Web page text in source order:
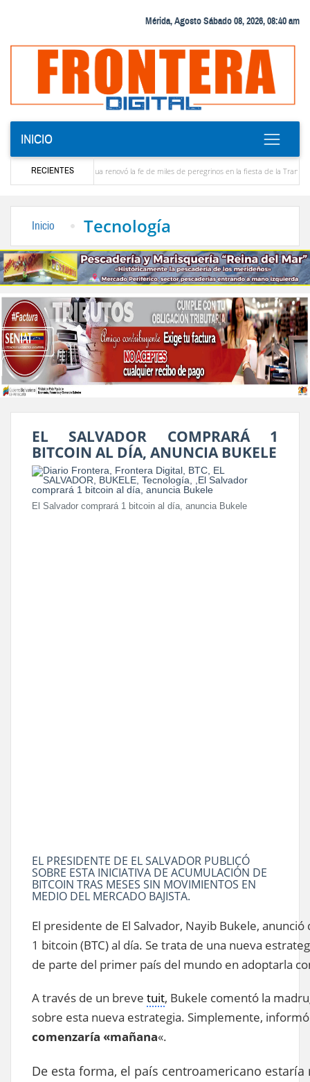
Mérida, Agosto Sábado 08, 2026, 08:40 am
INICIO
RECIENTES
Cristo de Aricagua renovó la fe de miles de peregrinos en la fiesta de la Transfiguración
Inicio Tecnología
EL SALVADOR COMPRARÁ 1
BITCOIN AL DÍA, ANUNCIA BUKELE
El Salvador comprará 1 bitcoin al día, anuncia Bukele
EL PRESIDENTE DE EL SALVADOR PUBLICÓ
SOBRE ESTA INICIATIVA DE ACUMULACIÓN DE
BITCOIN TRAS MESES SIN MOVIMIENTOS EN
MEDIO DEL MERCADO BAJISTA.
El presidente de El Salvador, Nayib Bukele,
1 bitcoin (BTC) al día. Se trata de una nueva
de parte del primer país del mundo en adoptarla
A través de un breve tuit, Bukele comentó la
sobre esta nueva estrategia. Simplemente,
comenzaría «mañana«.
De esta forma, el país centroamericano